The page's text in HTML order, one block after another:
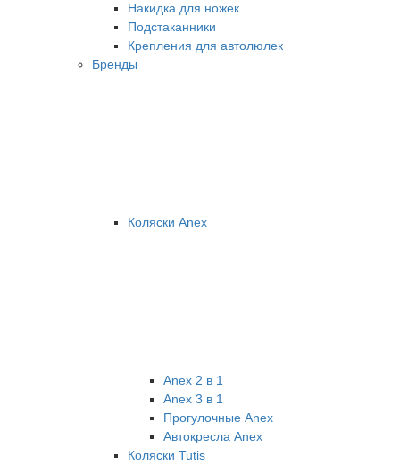
Накидка для ножек
Подстаканники
Крепления для автолюлек
Бренды
Коляски Anex
Anex 2 в 1
Anex 3 в 1
Прогулочные Anex
Автокресла Anex
Коляски Tutis